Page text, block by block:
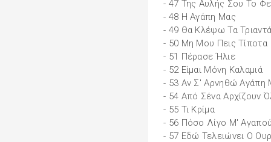
- 47 Της Αυλής Σου Το
- 48 Η Αγάπη Μας
- 49 Θα Κλέψω Τα
- 50 Μη Μου Πεις Τίποτα
- 51 Πέρασε Ήλιε
- 52 Είμαι Μόνη Καλαμιά
- 53 Αν Σ' Αρνηθώ Αγάπη
- 54 Από Σένα Αρχίζουν
- 55 Τι Κρίμα
- 56 Πόσο Λίγο Μ'
- 57 Εδώ Τελειώνει Ο